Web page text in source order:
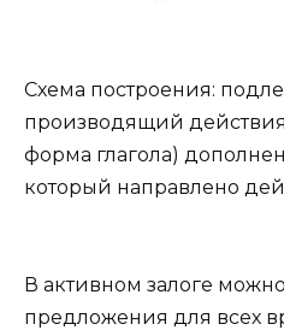
Схема построения:
производящий
форма глагола)
который направлено
В активном залоге
предложения для всех